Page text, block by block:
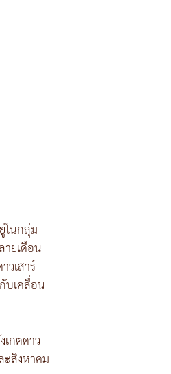
ในกลุ่ม
ยเดือน
เสาร์
บเคลื่อน
กตดาว
ะสิงหาคม